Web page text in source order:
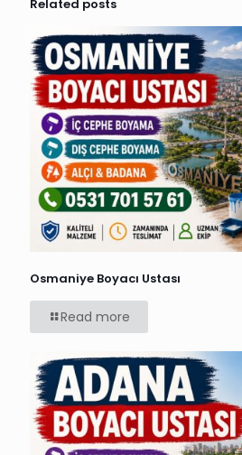
Related posts
Osmaniye Boyacı Ustası
Read more